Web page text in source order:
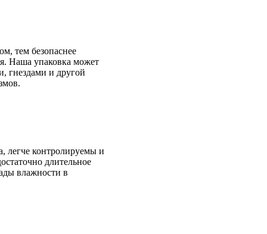
тем безопаснее
Наша упаковка может
гнездами и другой
легче контролируемы и
длительное
влажности в